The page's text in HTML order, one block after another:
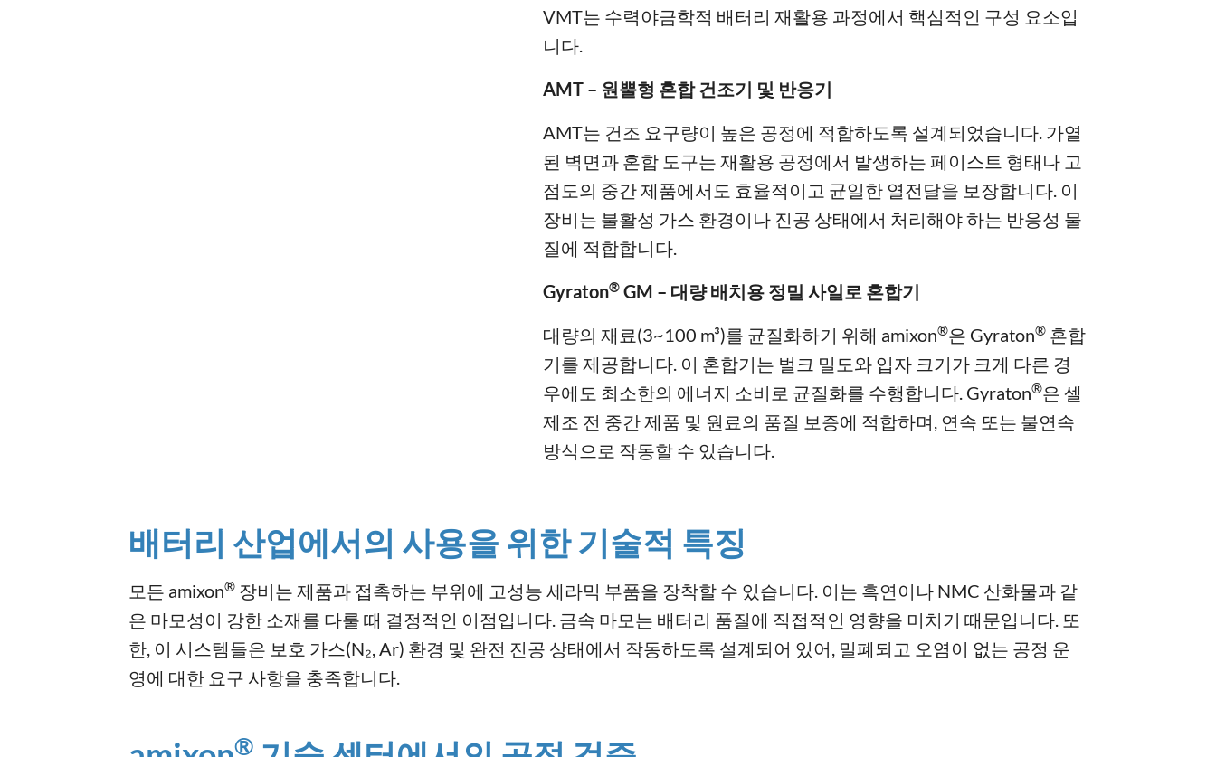
VMT는 수력야금학적 배터리 재활용 과정에서 핵심적인 구성 요소입
니다.
AMT – 원뿔형 혼합 건조기 및 반응기
AMT는 건조 요구량이 높은 공정에 적합하도록 설계되었습니다. 가열
된 벽면과 혼합 도구는 재활용 공정에서 발생하는 페이스트 형태나 고
점도의 중간 제품에서도 효율적이고 균일한 열전달을 보장합니다. 이
장비는 불활성 가스 환경이나 진공 상태에서 처리해야 하는 반응성 물
질에 적합합니다.
Gyraton® GM – 대량 배치용 정밀 사일로 혼합기
대량의 재료(3~100 m³)를 균질화하기 위해 amixon®은 Gyraton® 혼합
기를 제공합니다. 이 혼합기는 벌크 밀도와 입자 크기가 크게 다른 경
우에도 최소한의 에너지 소비로 균질화를 수행합니다. Gyraton®은 셀
제조 전 중간 제품 및 원료의 품질 보증에 적합하며, 연속 또는 불연속
방식으로 작동할 수 있습니다.
배터리 산업에서의 사용을 위한 기술적 특징
모든 amixon® 장비는 제품과 접촉하는 부위에 고성능 세라믹 부품을 장착할 수 있습니다. 이는 흑연이나 NMC 산화물과 같
은 마모성이 강한 소재를 다룰 때 결정적인 이점입니다. 금속 마모는 배터리 품질에 직접적인 영향을 미치기 때문입니다. 또
한, 이 시스템들은 보호 가스(N₂, Ar) 환경 및 완전 진공 상태에서 작동하도록 설계되어 있어, 밀폐되고 오염이 없는 공정 운
영에 대한 요구 사항을 충족합니다.
®